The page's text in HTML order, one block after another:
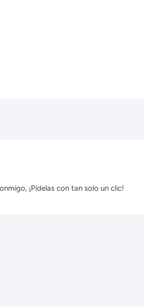
¡Pídelas con tan solo un clic!